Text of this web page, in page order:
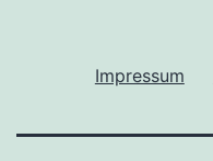
Impressum